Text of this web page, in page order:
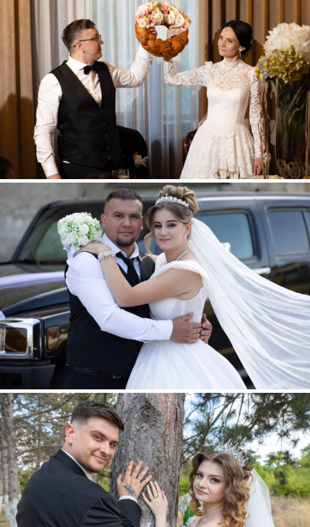
GHEORGHE + VERONICA
ION + DANIELA
LOREDAN + VALERIA